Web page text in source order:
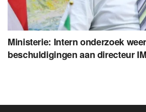
Ministerie: Intern onderzoek
beschuldigingen aan directeur